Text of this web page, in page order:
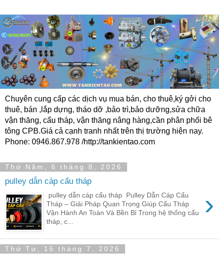
Chuyên cung cấp các dịch vụ mua bán, cho thuê,ký gởi cho
thuê, bán ,lắp dựng, tháo dỡ ,bảo trì,bảo dưỡng,sửa chữa
vận thăng, cẩu tháp, vận thăng nâng hàng,cần phân phối bê
tông CPB.Giá cả cạnh tranh nhất trên thị trường hiện nay.
Phone: 0946.867.978 /http://tankientao.com
Thứ Năm, 6 tháng 8, 2026
pulley dẫn cáp cẩu tháp
›
pulley dẫn cáp cẩu tháp Pulley Dẫn Cáp Cẩu
Tháp – Giải Pháp Quan Trọng Giúp Cẩu Tháp
Vận Hành An Toàn Và Bền Bỉ Trong hệ thống cẩu
tháp, c...
Thứ Tư, 15 tháng 7, 2026